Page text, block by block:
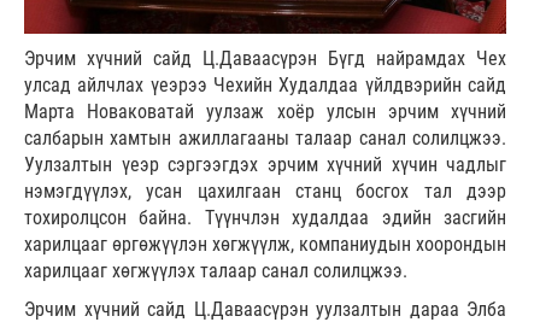
Эрчим хүчний сайд Ц.Даваасүрэн Бүгд найрамдах Чех
улсад айлчлах үеэрээ Чехийн Худалдаа үйлдвэрийн сайд
Марта Новаковатай уулзаж хоёр улсын эрчим хүчний
салбарын хамтын ажиллагааны талаар санал солилцжээ.
Уулзалтын үеэр сэргээгдэх эрчим хүчний хүчин чадлыг
нэмэгдүүлэх, усан цахилгаан станц босгох тал дээр
тохиролцсон байна. Түүнчлэн худалдаа эдийн засгийн
харилцааг өргөжүүлэн хөгжүүлж, компаниудын хоорондын
харилцааг хөгжүүлэх талаар санал солилцжээ.
Эрчим хүчний сайд Ц.Даваасүрэн уулзалтын дараа Элба